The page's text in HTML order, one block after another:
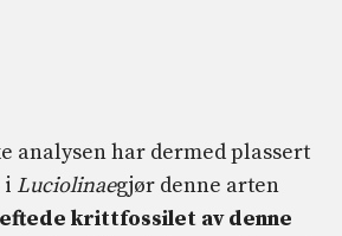
analysen har dermed plassert
i Luciolinaegjør denne arten
krittfossilet av denne